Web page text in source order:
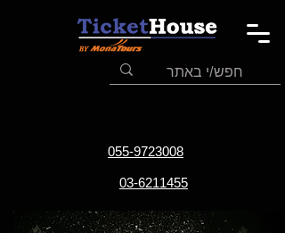
055-9723008
03-6211455